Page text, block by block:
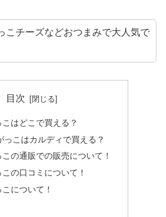
こチーズなどおつまみで大人気で
目次
はどこで買える？
っこはカルディで買える？
の通販での販売について！
の口コミについて！
について！